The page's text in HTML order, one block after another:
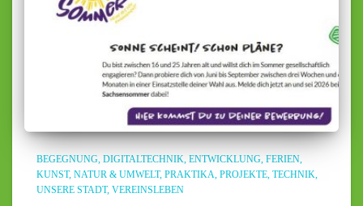
BEGEGNUNG DIGITALTECHNIK ENTWICKLUNG FERIEN
KUNST NATUR & UMWELT PRAKTIKA PROJEKTE TECHNIK
UNSERE STADT VEREINSLEBEN